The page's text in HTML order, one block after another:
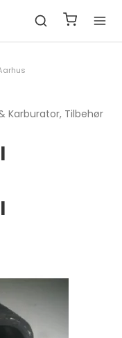
køb over 1300kr.
Karburator, Tilbehør